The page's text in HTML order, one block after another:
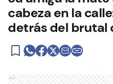
cabeza en la
detrás del brutal
Ads